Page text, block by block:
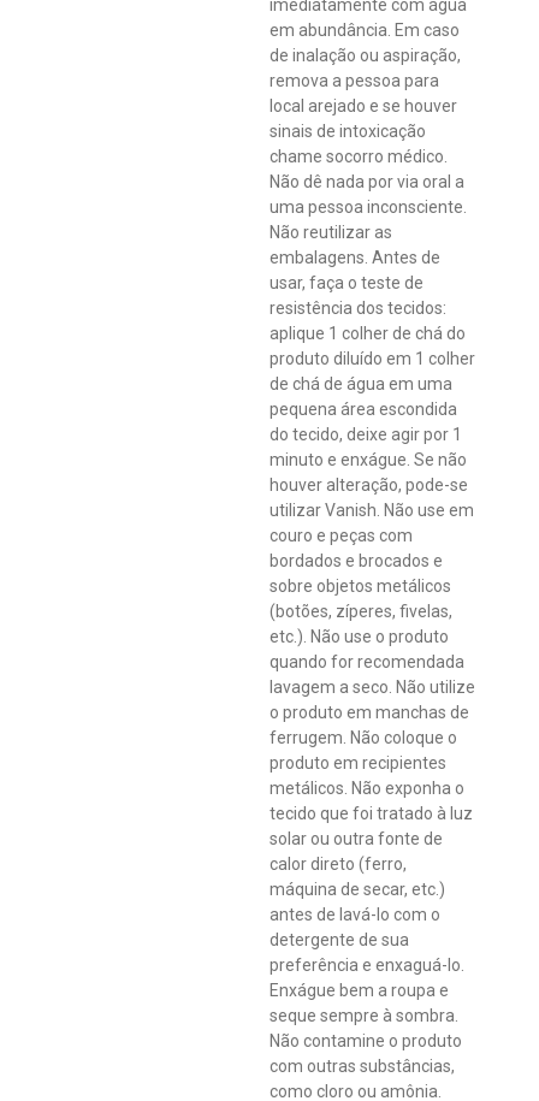
imediatamente com água
em abundância. Em caso
de inalação ou aspiração,
remova a pessoa para
local arejado e se houver
sinais de intoxicação
chame socorro médico.
Não dê nada por via oral a
uma pessoa inconsciente.
Não reutilizar as
embalagens. Antes de
usar, faça o teste de
resistência dos tecidos:
aplique 1 colher de chá do
produto diluído em 1 colher
de chá de água em uma
pequena área escondida
do tecido, deixe agir por 1
minuto e enxágue. Se não
houver alteração, pode-se
utilizar Vanish. Não use em
couro e peças com
bordados e brocados e
sobre objetos metálicos
(botões, zíperes, fivelas,
etc.). Não use o produto
quando for recomendada
lavagem a seco. Não utilize
o produto em manchas de
ferrugem. Não coloque o
produto em recipientes
metálicos. Não exponha o
tecido que foi tratado à luz
solar ou outra fonte de
calor direto (ferro,
máquina de secar, etc.)
antes de lavá-lo com o
detergente de sua
preferência e enxaguá-lo.
Enxágue bem a roupa e
seque sempre à sombra.
Não contamine o produto
com outras substâncias,
como cloro ou amônia.